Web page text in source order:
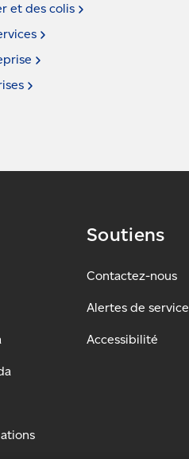
et des colis
Soutiens
Contactez-nous
Alertes de service
Accessibilité